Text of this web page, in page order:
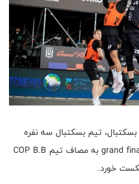
تیم بسکتبال سه نفره
آقایان ایران در جریان رقابت‌های grand final به مصاف تیم COP B.B